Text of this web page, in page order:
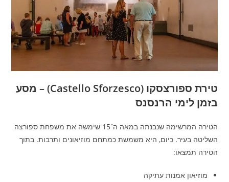
טירת ספורצסקו (Castello Sforzesco) – מסע
בזמן לימי הרנסנס
הטירה המרשימה שנבנתה במאה ה־15 שימשה את משפחת ספורצה
השליטה בעיר. כיום, היא משמשת כמתחם מוזיאונים ותרבות. בתוך
הטירה תמצאו:
מוזיאון אמנות עתיקה